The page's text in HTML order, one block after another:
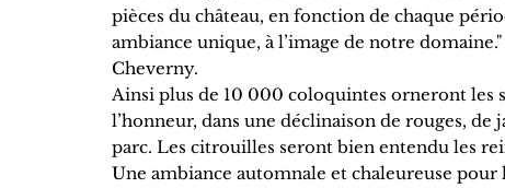
pièces du château, en fonction de chaque
ambiance unique, à l’image de notre
Cheverny.
Ainsi plus de 10 000 coloquintes orneront les
l’honneur, dans une déclinaison de rouges, de
parc. Les citrouilles seront bien entendu les
Une ambiance automnale et chaleureuse